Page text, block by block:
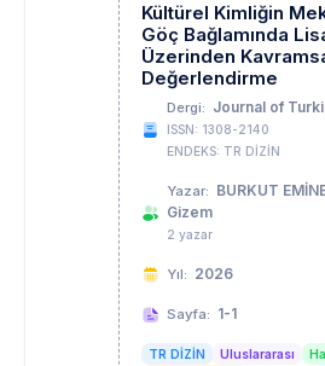
Kültürel Kimliğin
Göç Bağlamında
Üzerinden
Değerlendirme
Dergi: Journal of
ISSN: 1308-2140
ENDEKS: TR DİZİN
Yazar: BURKUT
Gizem
2 yazar
Yıl: 2026
Sayfa: 1-1
TR DİZİN Uluslararası